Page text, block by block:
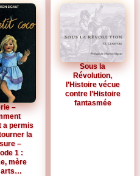
–
a permis
la
–
1 :
mère
arts…
Sous la
Révolution,
l’Histoire vécue
contre l’Histoire
fantasmée